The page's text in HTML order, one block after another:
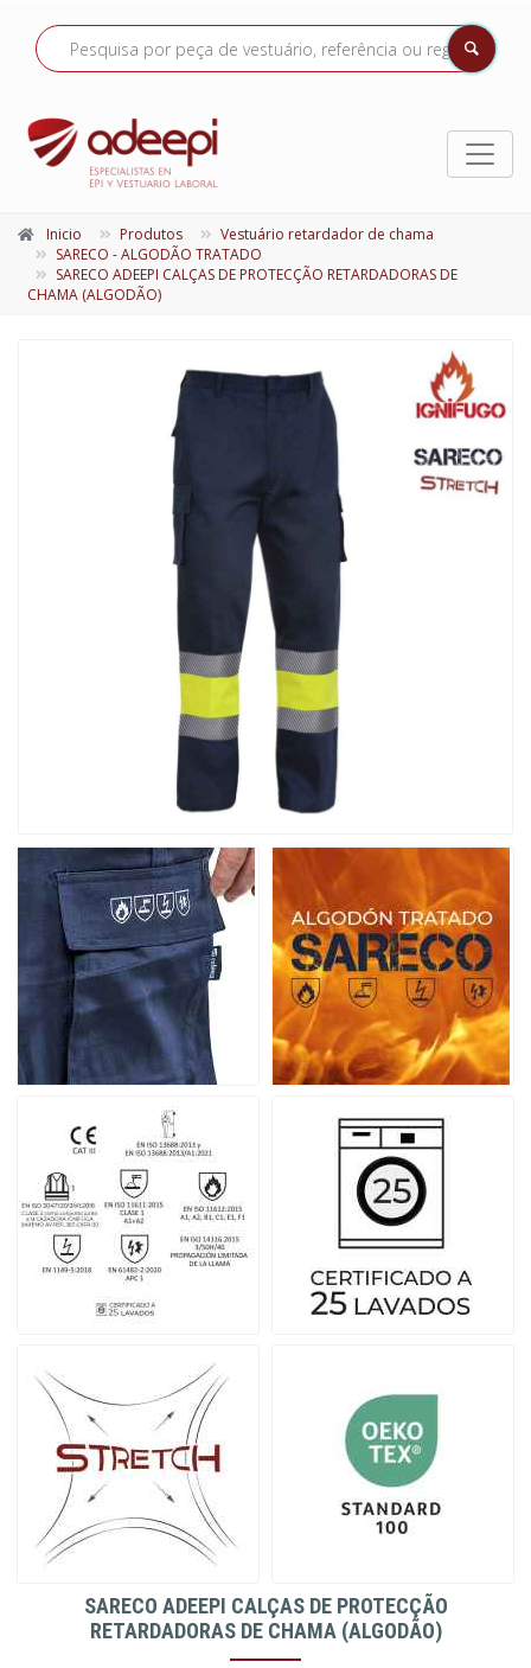
Inicio Produtos
Vestuário retardador de chama
SARECO - ALGODÃO TRATADO
SARECO ADEEPI CALÇAS DE PROTECÇÃO RETARDADORAS DE
CHAMA (ALGODÃO)
SARECO ADEEPI CALÇAS DE PROTECÇÃO
RETARDADORAS DE CHAMA (ALGODÃO)